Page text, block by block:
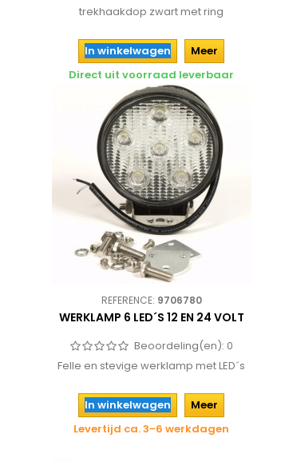
trekhaakdop zwart met ring
In winkelwagen
Meer
Direct uit voorraad leverbaar
REFERENCE: 9706780
WERKLAMP 6 LED´S 12 EN 24 VOLT
Beoordeling(en): 0
Felle en stevige werklamp met LED´s
In winkelwagen
Meer
Levertijd ca. 3-6 werkdagen